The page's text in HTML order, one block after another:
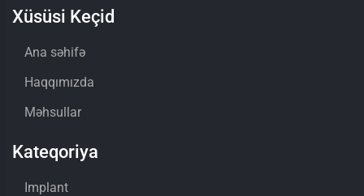
Xüsüsi Keçid
Ana səhifə
Haqqımızda
Məhsullar
Kateqoriya
Implant